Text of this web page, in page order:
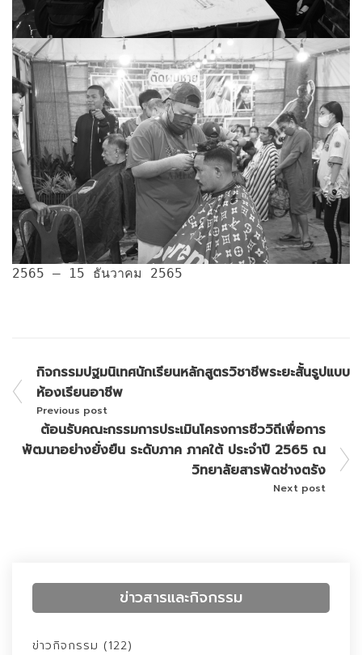
2565 – 15 ธันวาคม 2565
กิจกรรมปฐมนิเทศนักเรียนหลักสูตรวิชาชีพระยะสั้นรูปแบบ
ห้องเรียนอาชีพ
Previous post
ต้อนรับคณะกรรมการประเมินโครงการชีววิถีเพื่อการ
พัฒนาอย่างยั่งยืน ระดับภาค ภาคใต้ ประจำปี 2565 ณ
วิทยาลัยสารพัดช่างตรัง
Next post
ข่าวสารและกิจกรรม
ข่าวกิจกรรม (122)